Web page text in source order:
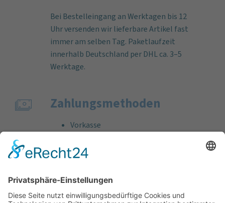
Bei Bestelleingang an Werktagen bis 12
Uhr versenden wir lieferbare Artikel fast
immer am selben Tag. Paketlaufzeit
innerhalb Deutschland per DHL ca. 3–5
Werktage.
Zahlungs­methoden
Vorkasse
Bankeinzug
Kreditkarte (VISA & MasterCard)
Support